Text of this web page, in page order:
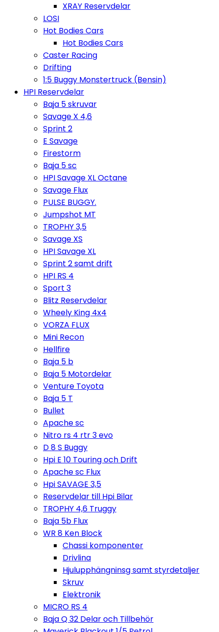
XRAY Reservdelar
LOSI
Hot Bodies Cars
Hot Bodies Cars
Caster Racing
Drifting
1:5 Buggy Monstertruck (Bensin)
HPI Reservdelar
Baja 5 skruvar
Savage X 4,6
Sprint 2
E Savage
Firestorm
Baja 5 sc
HPI Savage XL Octane
Savage Flux
PULSE BUGGY.
Jumpshot MT
TROPHY 3,5
Savage XS
HPI Savage XL
Sprint 2 samt drift
HPI RS 4
Sport 3
Blitz Reservdelar
Wheely King 4x4
VORZA FLUX
Mini Recon
Hellfire
Baja 5 b
Baja 5 Motordelar
Venture Toyota
Baja 5 T
Bullet
Apache sc
Nitro rs 4 rtr 3 evo
D 8 S Buggy
Hpi E 10 Touring och Drift
Apache sc Flux
Hpi SAVAGE 3,5
Reservdelar till Hpi Bilar
TROPHY 4,6 Truggy
Baja 5b Flux
WR 8 Ken Block
Chassi komponenter
Drivlina
Hjulupphängninsg samt styrdetaljer
Skruv
Elektronik
MICRO RS 4
Baja Q 32 Delar och Tillbehör